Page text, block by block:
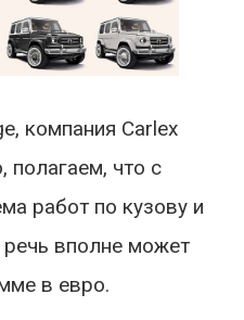
компания Carlex
полагаем, что с
работ по кузову и
речь вполне может
в евро.